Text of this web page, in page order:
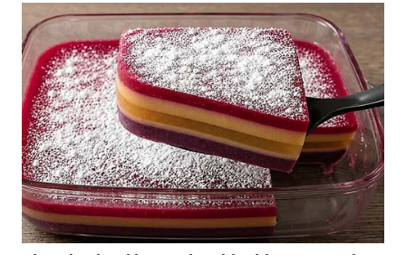
WN
DAIRI
WN
DANAU
TOBA
WN
NIAS
WN